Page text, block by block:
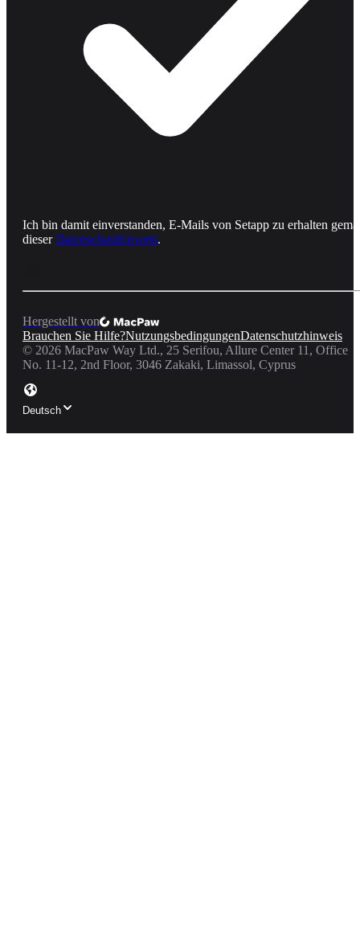
Ich bin damit einverstanden, E-Mails von Setapp zu erhalten
dieser Datenschutzhinweis.
Hergestellt von
Brauchen Sie Hilfe?NutzungsbedingungenDatenschutzhinweis
© 2026 MacPaw Way Ltd., 25 Serifou, Allure Center 11, Office
No. 11-12, 2nd Floor, 3046 Zakaki, Limassol, Cyprus
Deutsch